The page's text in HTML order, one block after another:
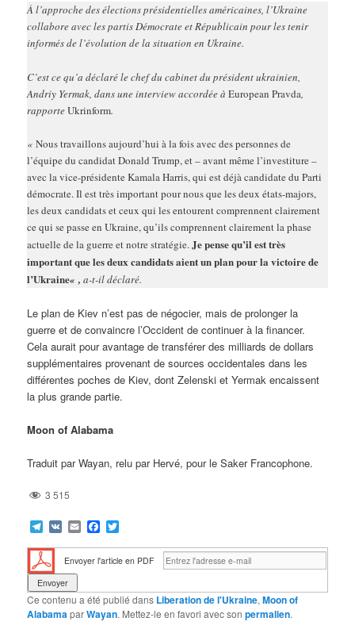
À l’approche des élections présidentielles américaines, l’Ukraine
collabore avec les partis Démocrate et Républicain pour les tenir
informés de l’évolution de la situation en Ukraine.
C’est ce qu’a déclaré le chef du cabinet du président ukrainien,
Andriy Yermak, dans une interview accordée àEuropean Pravda
rapporteUkrinform.
«Nous travaillons aujourd’hui à la fois avec des personnes de
l’équipe du candidat Donald Trump, et – avant même l’investiture –
avec la vice-présidente Kamala Harris, qui est déjà candidate du Parti
démocrate. Il est très important pour nous que les deux états-majors,
les deux candidats et ceux qui les entourent comprennent clairement
ce qui se passe en Ukraine, qu’ils comprennent clairement la phase
actuelle de la guerre et notre stratégie.Je pense qu’il est très
important que les deux candidats aient un plan pour la victoire de
l’Ukraine« , a-t-il déclaré.
Le plan de Kiev n’est pas de négocier, mais de prolonger la
guerre et de convaincre l’Occident de continuer à la financer.
Cela aurait pour avantage de transférer des milliards de dollars
supplémentaires provenant de sources occidentales dans les
différentes poches de Kiev, dont Zelenski et Yermak encaissent
la plus grande partie.
Moon of Alabama
Traduit par Wayan, relu par Hervé, pour le Saker Francophone.
3 515
Telegram
VK EmailFacebook
Envoyer l'article en PDF
Ce contenu a été publié dans Liberation de l'Ukraine,Moon of
AlabamaparWayan. Mettez-le en favori avec sonpermalien.